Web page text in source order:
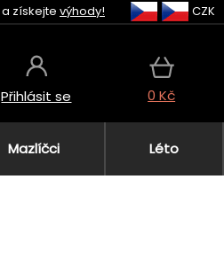
a získejte výhody! CZK
Přihlásit se 0 Kč
Mazlíčci Léto